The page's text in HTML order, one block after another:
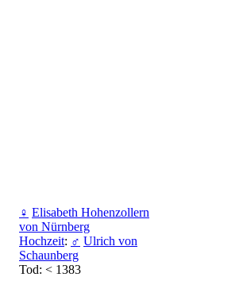
♀ Elisabeth Hohenzollern
von Nürnberg
Hochzeit: ♂ Ulrich von
Schaunberg
Tod: < 1383